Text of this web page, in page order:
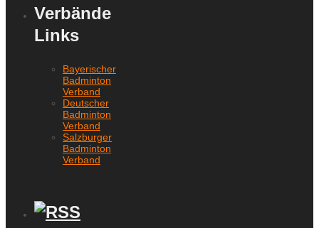
Verbände
Links
Bayerischer
Badminton
Verband
Deutscher
Badminton
Verband
Salzburger
Badminton
Verband